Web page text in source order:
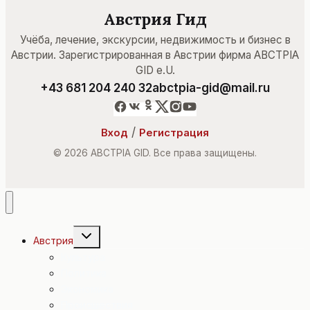
Австрия Гид
Учёба, лечение, экскурсии, недвижимость и бизнес в
Австрии. Зарегистрированная в Австрии фирма ABCTPIA
GID e.U.
+43 681 204 240 32abctpia-gid@mail.ru
Вход / Регистрация
© 2026 ABCTPIA GID. Все права защищены.
Австрия
Переключить
дочернее